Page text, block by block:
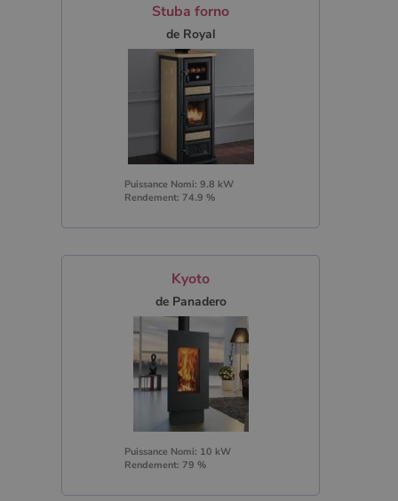
Stuba forno
de Royal
Puissance Nomi: 9.8 kW
Rendement: 74.9 %
Kyoto
de Panadero
Puissance Nomi: 10 kW
Rendement: 79 %